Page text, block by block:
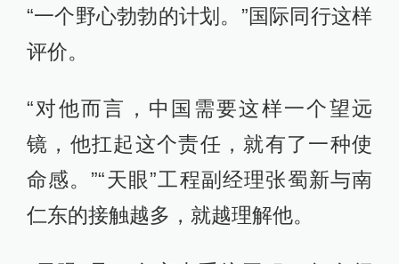
“一个野心勃勃的计划。”国际同行这样
评价。
“对他而言，中国需要这样一个望远
镜，他扛起这个责任，就有了一种使
命感。”“天眼”工程副经理张蜀新与南
仁东的接触越多，就越理解他。